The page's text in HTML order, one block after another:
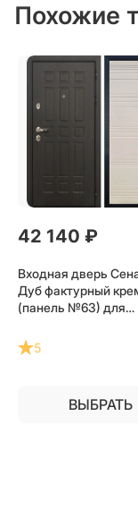
Похожие
42 140 ₽
Входная дверь
Дуб фактурный
(панель №63) для
5
ВЫБРАТЬ